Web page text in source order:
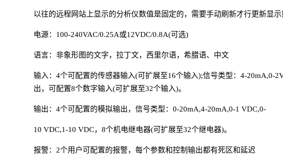
以往的远程网站上显示的分析仪数值是固定的，需要手动刷新才行更新显
电源：100-240VAC/0.25A或12VDC/0.8A(可选)
语言：非象形图的文字，拉丁文，西里尔语，希腊语、中文
输入：4个可配置的传感器输入(可扩展至16个输入);信号类型：4-20mA,0-
出，可配置8个数字输入(可扩展至32个输入)。
输出：4个可配置的模拟输出，信号类型：0-20mA,4-20mA,0-1 VDC,0-
10 VDC,1-10 VDC，8个机电继电器(可扩展至32个继电器)。
报警：2个用户可配置的报警，每个参数和控制输出都有死区和延迟